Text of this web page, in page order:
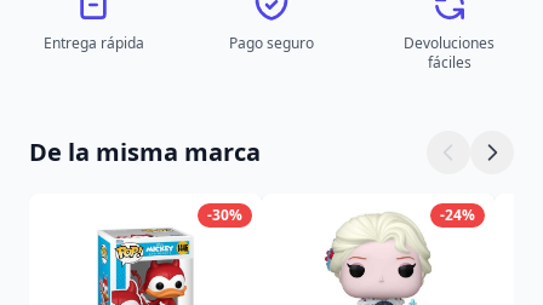
Entrega rápida Pago seguro
Devoluciones
fáciles
De la misma marca
-30% -24%